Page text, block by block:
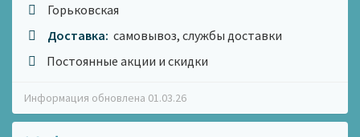
Горьковская
Доставка: самовывоз, службы доставки
Постоянные акции и скидки
Информация обновлена 01.03.26